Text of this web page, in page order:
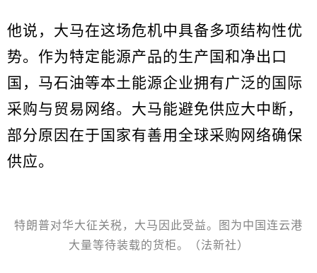
他说，大马在这场危机中具备多项结构性优
势。作为特定能源产品的生产国和净出口
国，马石油等本土能源企业拥有广泛的国际
采购与贸易网络。大马能避免供应大中断，
部分原因在于国家有善用全球采购网络确保
供应。
特朗普对华大征关税，大马因此受益。图为中国连云港
大量等待装载的货柜。（法新社）